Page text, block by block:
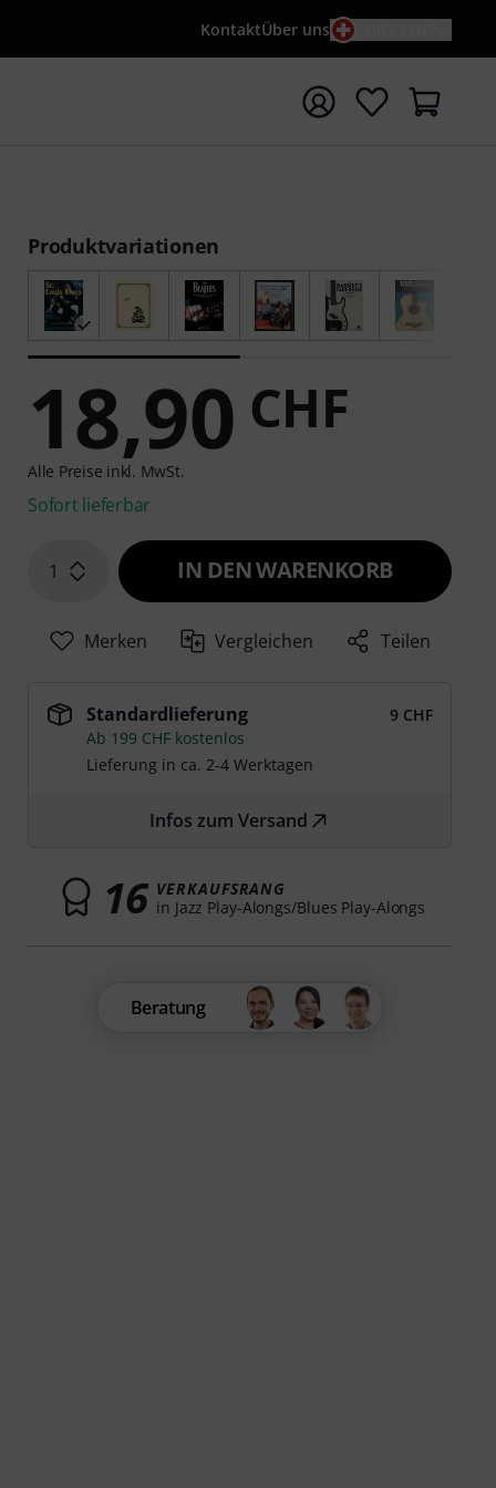
KontaktÜber uns
mit Suchwort {searchTerm} starten
Produktvariationen
18,90 CHF
Alle Preise inkl. MwSt.
Sofort lieferbar
1 IN DEN WARENKORB
Merken Vergleichen Teilen
Standardlieferung
9 CHF
Ab 199 CHF kostenlos
Lieferung in ca. 2-4 Werktagen
Infos zum Versand
16 VERKAUFSRANG
in Jazz Play-Alongs/Blues Play-Alongs
Beratung